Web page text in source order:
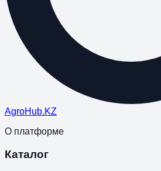
AgroHub.KZ
О платформе
Каталог